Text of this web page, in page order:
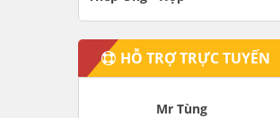
HỖ TRỢ TRỰC TUYẾN
Mr Tùng